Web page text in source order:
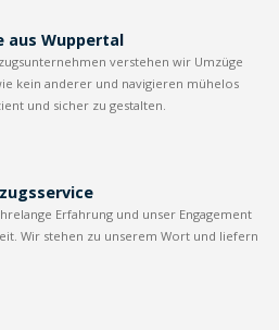
aus Wuppertal
verstehen wir Umzüge
kein anderer und navigieren mühelos
und sicher zu gestalten.
Erfahrung und unser Engagement
Wir stehen zu unserem Wort und liefern